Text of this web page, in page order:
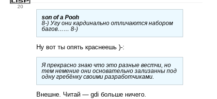
20
son of a Pooh
8-) Угу они кардинально отличаются набором
багов…… 8-)
Ну вот ты опять краснеешь )-:
Я прекрасно знаю что это разные вестчи, но
тем немение они основательно зализанны под
одну гребёнку своими разработчиками.
Внешне. Читай — gdi больше ничего.